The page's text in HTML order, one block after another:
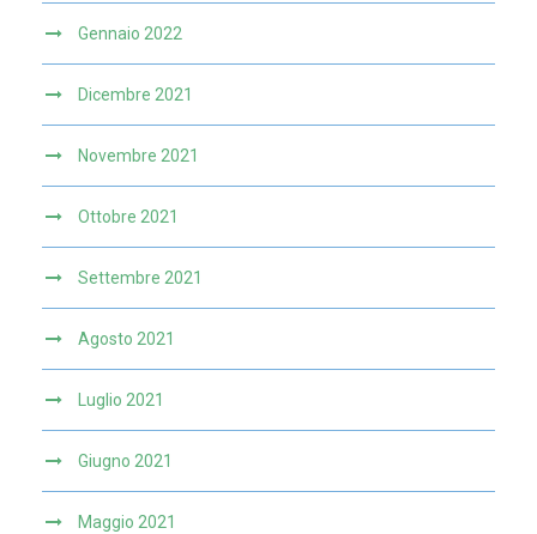
Gennaio 2022
Dicembre 2021
Novembre 2021
Ottobre 2021
Settembre 2021
Agosto 2021
Luglio 2021
Giugno 2021
Maggio 2021